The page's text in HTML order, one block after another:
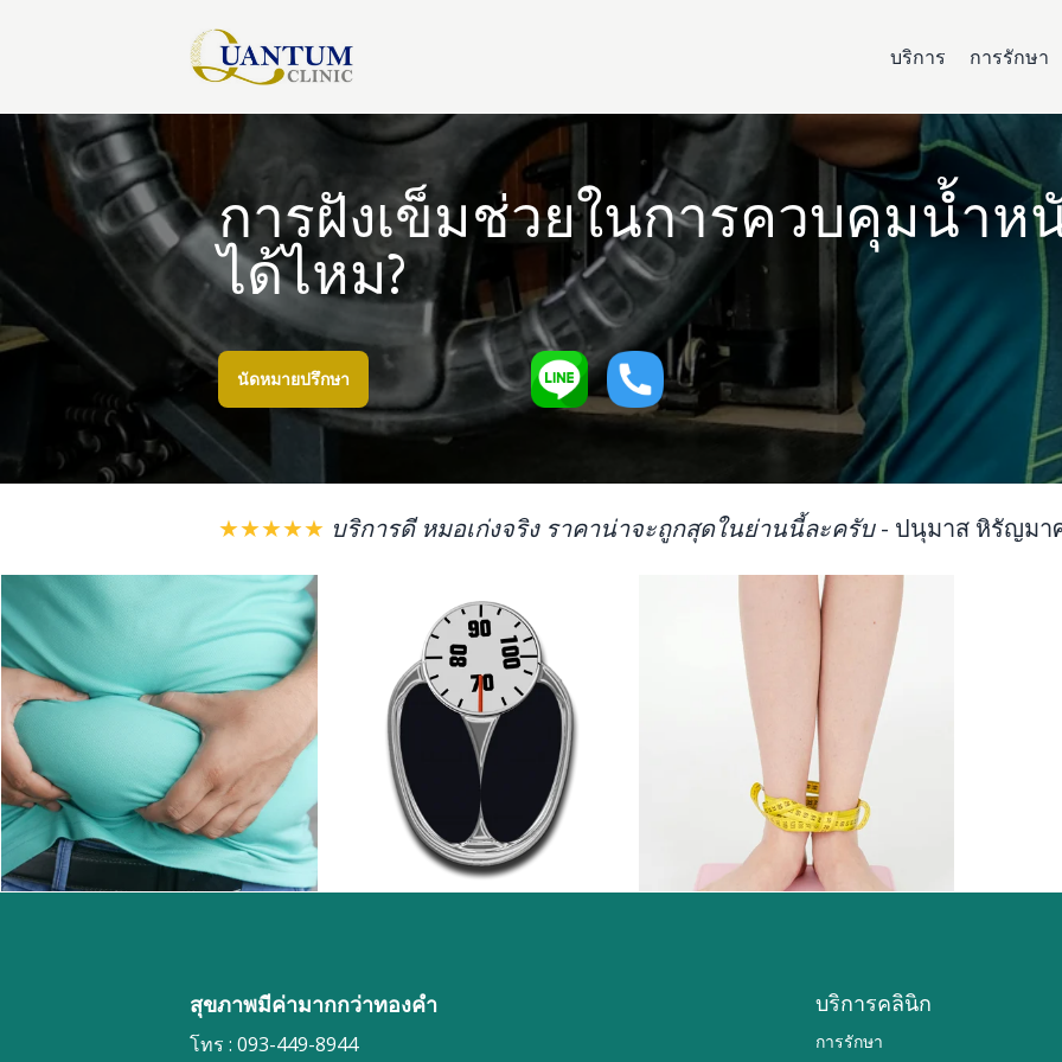
บริการ การรักษา
การฝังเข็มช่วยในการควบคุมน้ำห
ได้ไหม?
นัดหมายปรึกษา
★★★★★ บริการดี หมอเก่งจริง ราคาน่าจะถูกสุดในย่านนี้ละครับ- ปนุมาส หิรัญมา
สุขภาพมีค่ามากกว่าทองคำ
โทร : 093-449-8944
บริการคลินิก
การรักษา